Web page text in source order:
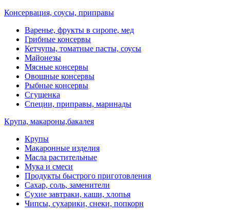
Консервация, соусы, приправы
Варенье, фрукты в сиропе, мед
Грибные консервы
Кетчупы, томатные пасты, соусы
Майонезы
Мясные консервы
Овощные консервы
Рыбные консервы
Сгущенка
Специи, приправы, маринады
Крупа, макароны,бакалея
Крупы
Макаронные изделия
Масла растительные
Мука и смеси
Продукты быстрого приготовления
Сахар, соль, заменители
Сухие завтраки, каши, хлопья
Чипсы, сухарики, снеки, попкорн